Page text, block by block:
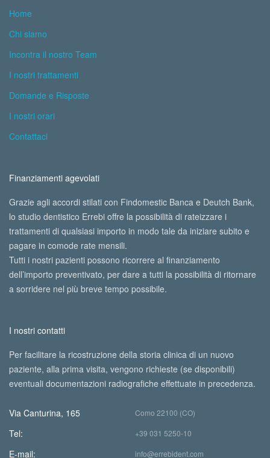
Home
Chi siamo
Incontra il nostro Team
I nostri trattamenti
Domande e Risposte
I nostri orari
Contattaci
Finanziamenti agevolati
Grazie agli accordi stilati con Findomestic Banca e Deutch Bank,
lo studio dentistico Errebi offre la possibilità di rateizzare i
trattamenti di qualsiasi importo in modo tale da iniziare subito e
pagare in comode rate mensili.
Tutti i nostri pazienti possono ricorrere al finanziamento
dell’importo preventivato, per dare a tutti la possibilità di ritornare
a sorridere nel più breve tempo possibile.
I nostri contatti
Per facilitare la ricostruzione della storia clinica di un nuovo
paziente, alla prima visita, vengono richieste (se disponibili)
eventuali documentazioni radiografiche effettuate in precedenza.
Via Canturina, 165 Como 22100 (CO)
Tel: +39 031 5250-10
E-mail: info@errebident.com